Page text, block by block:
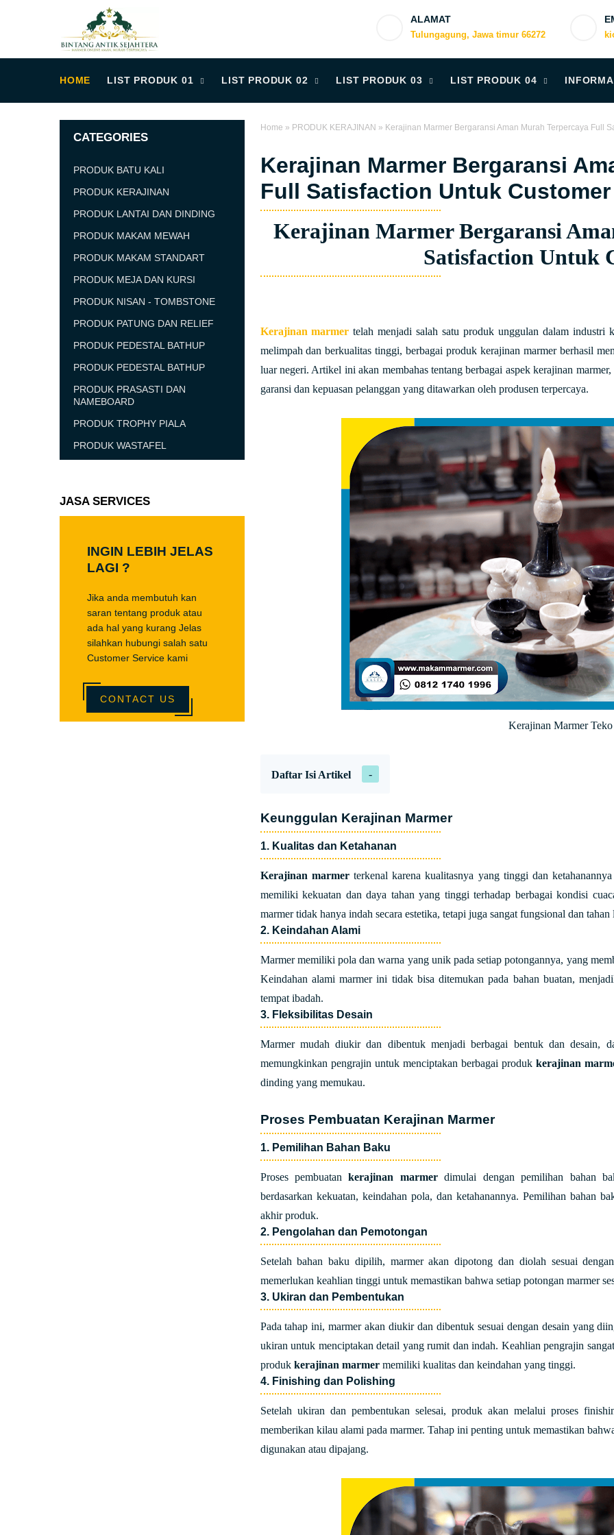
ALAMAT
Tulungagung, Jawa timur 66272
HOME LIST PRODUK 01 LIST PRODUK 02 LIST PRODUK 03 LIST PRODUK 04
Home » PRODUK KERAJINAN » Kerajinan Marmer Bergaransi Aman Murah Terpercaya Full
Kerajinan Marmer Bergaransi
Full Satisfaction Untuk Customer
Kerajinan Marmer Bergaransi
Satisfaction Untuk
Kerajinan marmer telah menjadi salah satu produk unggulan dalam industri
melimpah dan berkualitas tinggi, berbagai produk kerajinan marmer berhasil
luar negeri. Artikel ini akan membahas tentang berbagai aspek kerajinan
garansi dan kepuasan pelanggan yang ditawarkan oleh produsen terpercaya.
Kerajinan Marmer Teko
Daftar Isi Artikel
Keunggulan Kerajinan Marmer
1. Kualitas dan Ketahanan
Kerajinan marmerterkenal karena kualitasnya yang tinggi dan
memiliki kekuatan dan daya tahan yang tinggi terhadap berbagai kondisi
marmer tidak hanya indah secara estetika, tetapi juga sangat fungsional dan tahan
2. Keindahan Alami
Marmer memiliki pola dan warna yang unik pada setiap potongannya, yang
Keindahan alami marmer ini tidak bisa ditemukan pada bahan buatan,
tempat ibadah.
3. Fleksibilitas Desain
Marmer mudah diukir dan dibentuk menjadi berbagai bentuk dan desain,
memungkinkan pengrajin untuk menciptakan berbagai produk kerajinan
dinding yang memukau.
Proses Pembuatan Kerajinan Marmer
1. Pemilihan Bahan Baku
Proses pembuatankerajinan marmerdimulai dengan pemilihan bahan
berdasarkan kekuatan, keindahan pola, dan ketahanannya. Pemilihan bahan
akhir produk.
2. Pengolahan dan Pemotongan
Setelah bahan baku dipilih, marmer akan dipotong dan diolah sesuai
memerlukan keahlian tinggi untuk memastikan bahwa setiap potongan marmer
3. Ukiran dan Pembentukan
Pada tahap ini, marmer akan diukir dan dibentuk sesuai dengan desain yang
ukiran untuk menciptakan detail yang rumit dan indah. Keahlian pengrajin
produk kerajinan marmermemiliki kualitas dan keindahan yang tinggi.
4. Finishing dan Polishing
Setelah ukiran dan pembentukan selesai, produk akan melalui proses
memberikan kilau alami pada marmer. Tahap ini penting untuk memastikan
digunakan atau dipajang.
CATEGORIES
PRODUK BATU KALI
PRODUK KERAJINAN
PRODUK LANTAI DAN DINDING
PRODUK MAKAM MEWAH
PRODUK MAKAM STANDART
PRODUK MEJA DAN KURSI
PRODUK NISAN - TOMBSTONE
PRODUK PATUNG DAN RELIEF
PRODUK PEDESTAL BATHUP
PRODUK PEDESTAL BATHUP
PRODUK PRASASTI DAN
NAMEBOARD
PRODUK TROPHY PIALA
PRODUK WASTAFEL
JASA SERVICES
INGIN LEBIH JELAS
LAGI ?
Jika anda membutuh kan
saran tentang produk atau
ada hal yang kurang Jelas
silahkan hubungi salah satu
Customer Service kami
CONTACT US